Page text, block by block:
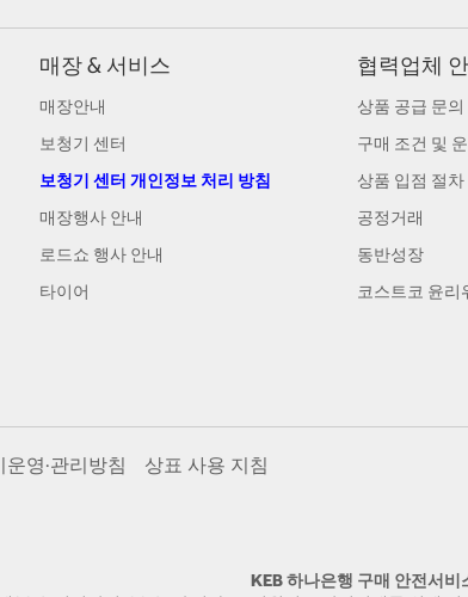
매장 & 서비스
매장안내
보청기 센터
보청기 센터 개인정보 처리 방침
매장행사 안내
로드쇼 행사 안내
타이어
협력업체
상품 공급 문의
구매 조건 및
상품 입점 절차
공정거래
동반성장
코스트코 윤리
영·관리방침 상표 사용 지침
KEB 하나은행 구매 안전서비